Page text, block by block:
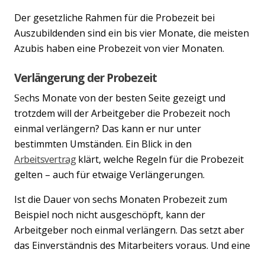
Previous
Der gesetzliche Rahmen für die Probezeit bei
Auszubildenden sind ein bis vier Monate, die meisten
Azubis haben eine Probezeit von vier Monaten.
Verlängerung der Probezeit
Sechs Monate von der besten Seite gezeigt und
trotzdem will der Arbeitgeber die Probezeit noch
einmal verlängern? Das kann er nur unter
bestimmten Umständen. Ein Blick in den
Arbeitsvertragklärt, welche Regeln für die Probezeit
gelten – auch für etwaige Verlängerungen.
Ist die Dauer von sechs Monaten Probezeit zum
Beispiel noch nicht ausgeschöpft, kann der
Arbeitgeber noch einmal verlängern. Das setzt aber
das Einverständnis des Mitarbeiters voraus. Und eine